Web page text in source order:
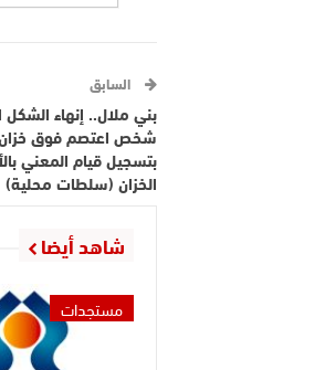
السابق
بني ملال.. إنهاء
شخص اعتصم فوق خزان
بتسجيل قيام المعني
الخزان (سلطات محلية)
شاهد أيضا
مستجدات